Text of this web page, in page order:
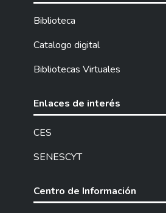
Biblioteca
Catalogo digital
Bibliotecas Virtuales
Enlaces de interés
CES
SENESCYT
Centro de Información